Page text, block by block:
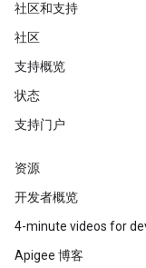
社区和支持
社区
支持概览
状态
支持门户
资源
开发者概览
4-minute videos for
Apigee 博客